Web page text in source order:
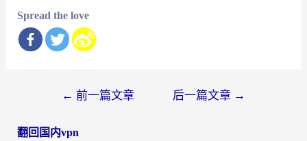
Spread the love
导
← 前一篇文章 后一篇文章 →
翻回国内vpn